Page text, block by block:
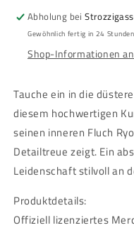
&amp;
Sukuna
&amp;
Sukuna
Abholung bei
Gewöhnlich fertig in 24 Stunden
Shop-Informationen
Tauche ein in die
diesem hochwertigen
seinen inneren Fluch
Detailtreue zeigt. Ein
Leidenschaft stilvoll an
Produktdetails:
Offiziell lizenziertes